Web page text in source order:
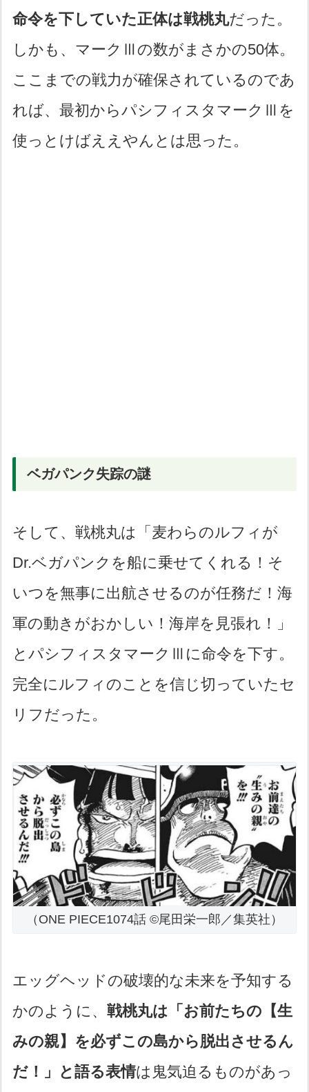
命令を下していた正体は戦桃丸だった。
しかも、マークⅢの数がまさかの50体。
ここまでの戦力が確保されているのであ
れば、最初からパシフィスタマークⅢを
使っとけばええやんとは思った。
ベガパンク失踪の謎
そして、戦桃丸は「麦わらのルフィが
Dr.ベガパンクを船に乗せてくれる！そ
いつを無事に出航させるのが任務だ！海
軍の動きがおかしい！海岸を見張れ！」
とパシフィスタマークⅢに命令を下す。
完全にルフィのことを信じ切っていたセ
リフだった。
（ONE PIECE1074話 ©尾田栄一郎／集英社）
エッグヘッドの破壊的な未来を予知する
かのように、戦桃丸は「お前たちの【生
みの親】を必ずこの島から脱出させるん
だ！」と語る表情は鬼気迫るものがあっ